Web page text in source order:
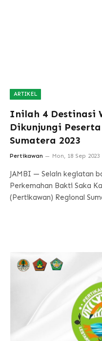
ARTIKEL
Inilah 4 Destinasi
Dikunjungi
Sumatera 2023
Pertikawan Mon, 18 Sep 2023
JAMBI — Selain kegiatan
Perkemahan Bakti Saka
(Pertikawan) Regional